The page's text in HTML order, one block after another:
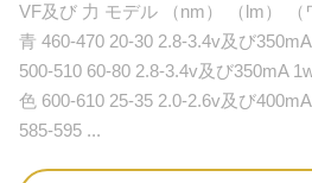
VF及び 力 モデル （nm） （lm） （
青 460-470 20-30 2.8-3.4v及び
500-510 60-80 2.8-3.4v及び350mA
色 600-610 25-35 2.0-2.6v及び
585-595 ...